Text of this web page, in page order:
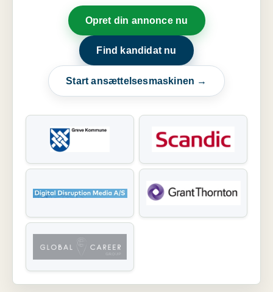
Opret din annonce nu
Find kandidat nu
Start ansættelsesmaskinen →